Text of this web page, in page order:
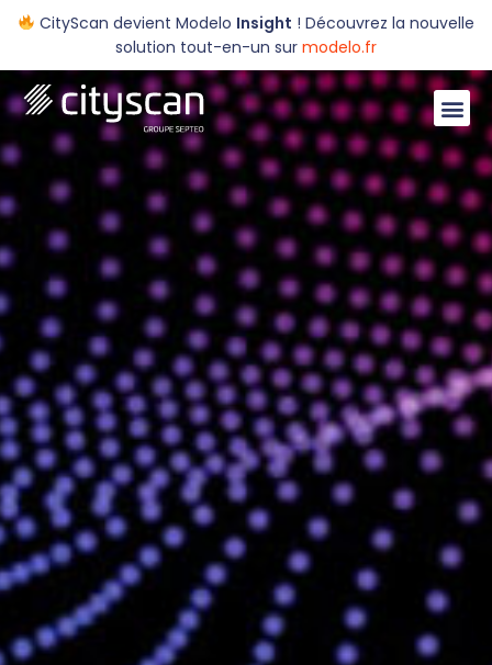
CityScan devient Modelo Insight ! Découvrez la nouvelle
solution tout-en-un sur modelo.fr